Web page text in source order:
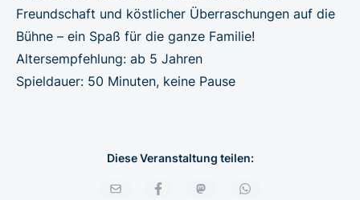
Freundschaft und köstlicher Überraschungen auf die
Bühne – ein Spaß für die ganze Familie!
Altersempfehlung: ab 5 Jahren
Spieldauer: 50 Minuten, keine Pause
Diese Veranstaltung teilen: